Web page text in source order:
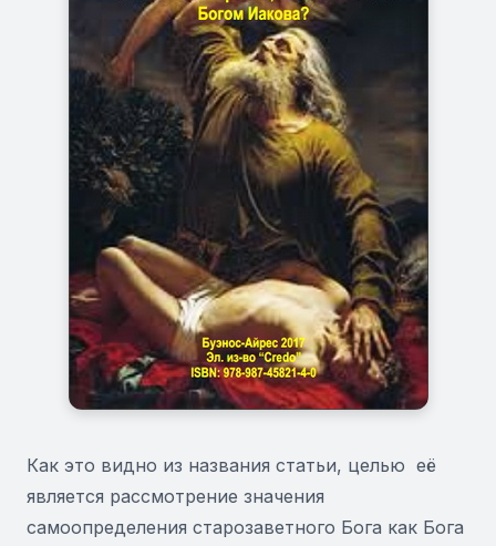
Как это видно из названия статьи, целью её
является рассмотрение значения
самоопределения старозаветного Бога как Бога